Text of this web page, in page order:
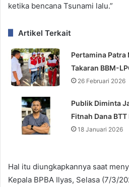
ketika bencana Tsunami lalu.”
Artikel Terkait
Pertamina Patra
Takaran BBM-
26 Februari 2026
Publik Diminta
Fitnah Dana BTT
18 Januari 2026
Hal itu diungkapkannya saat
Kepala BPBA Ilyas, Selasa (7/3/